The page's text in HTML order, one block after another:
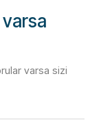
varsa
varsa sizi